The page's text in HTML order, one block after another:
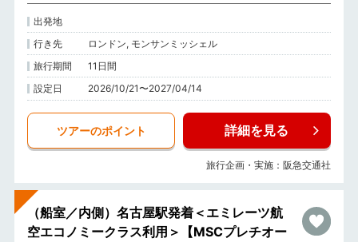
出発地
行き先
ロンドン, モンサンミッシェル
旅行期間
11日間
設定日
2026/10/21〜2027/04/14
ツアーのポイント 詳細を見る
旅行企画・実施：阪急交通社
（船室／内側）名古屋駅発着＜エミレーツ航
空エコノミークラス利用＞【MSCプレチオー